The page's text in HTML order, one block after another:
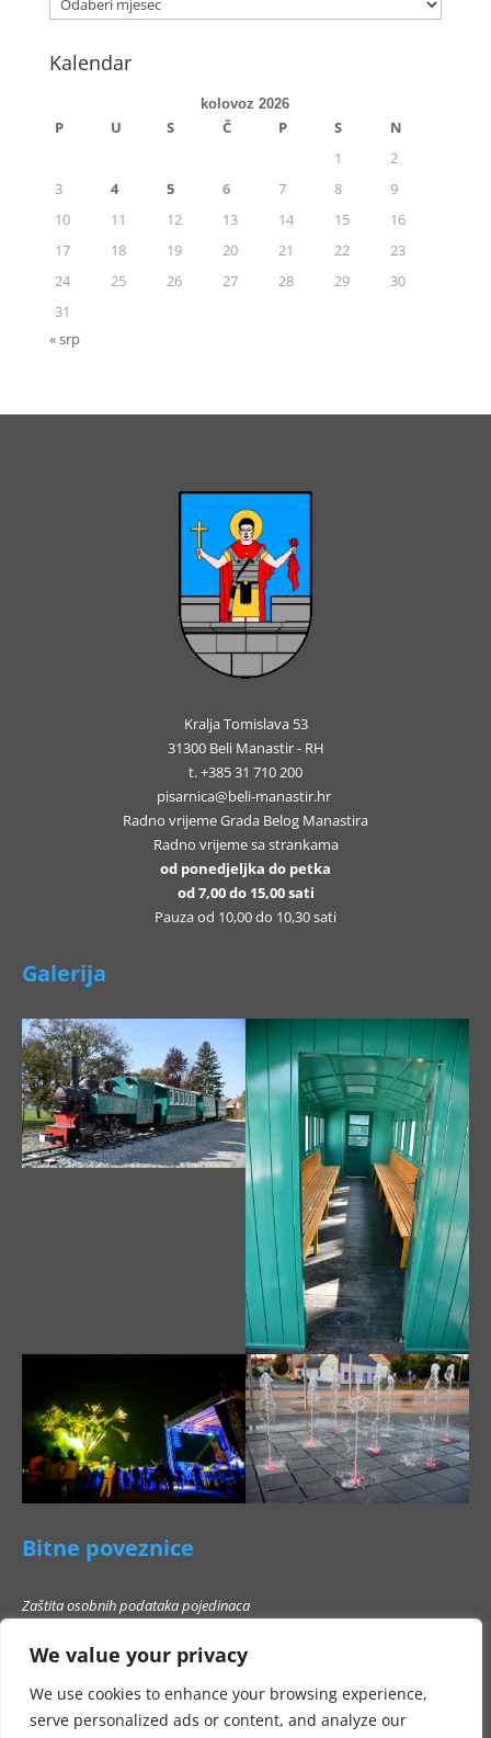
We value your privacy
We use cookies to enhance your browsing experience,
serve personalized ads or content, and analyze our
Kalendar
kolovoz 2026
P U S Č P S
N
1
2
3
4 5 6 7 8
9
10
11 12 13 14 15
16
17
18 19 20 21 22
23
24
25 26 27 28 29
30
31
« srp
Kralja Tomislava 53
31300 Beli Manastir - RH
t. +385 31 710 200
pisarnica@beli-manastir.hr
Radno vrijeme Grada Belog Manastira
Radno vrijeme sa strankama
od ponedjeljka do petka
od 7,00 do 15,00 sati
Pauza od 10,00 do 10,30 sati
Galerija
Bitne poveznice
Zaštita osobnih podataka pojedinaca
Popis poslovnih subjekata s kojima Grad Beli Manastir ne smije stupati u